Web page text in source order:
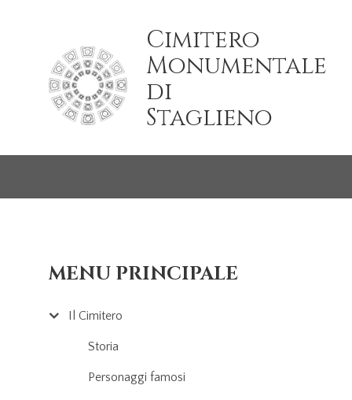
Cimitero
Monumentale
di
Staglieno
MENU PRINCIPALE
Il Cimitero
Storia
Personaggi famosi